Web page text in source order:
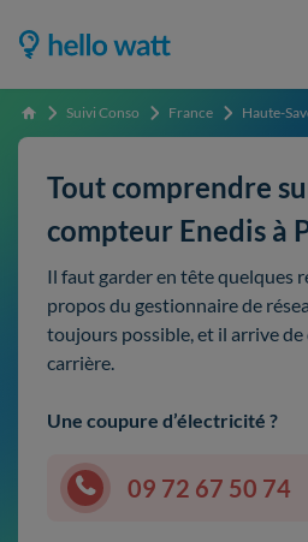
Accueil Suivi Conso France Haute-
Tout comprendre
compteur Enedis à
Il faut garder en tête quelques
propos du gestionnaire de
toujours possible, et il arrive
carrière.
Une coupure d’électricité ?
09 72 67 50 74